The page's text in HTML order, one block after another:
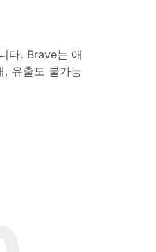
다. Brave는 애
, 유출도 불가능